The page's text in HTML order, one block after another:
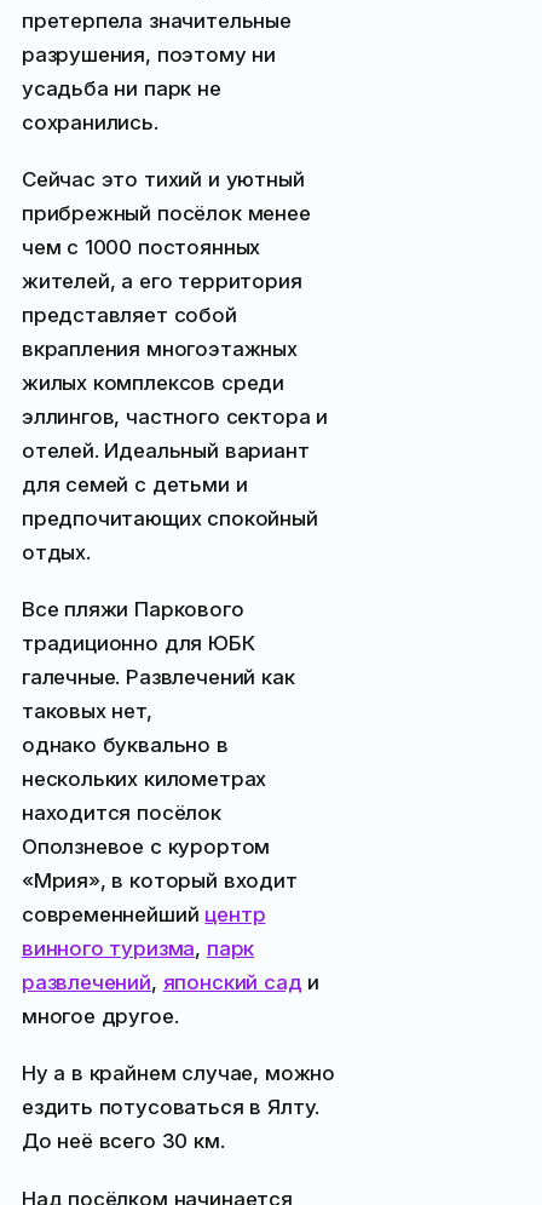
претерпела значительные
разрушения, поэтому ни
усадьба ни парк не
сохранились.
Сейчас это тихий и уютный
прибрежный посёлок менее
чем с 1000 постоянных
жителей, а его территория
представляет собой
вкрапления многоэтажных
жилых комплексов среди
эллингов, частного сектора и
отелей. Идеальный вариант
для семей с детьми и
предпочитающих спокойный
отдых.
Все пляжи Паркового
традиционно для ЮБК
галечные. Развлечений как
таковых нет,
однако буквально в
нескольких километрах
находится посёлок
Оползневое с курортом
«Мрия», в который входит
современнейший центр
винного туризма, парк
развлечений, японский сад и
многое другое.
Ну а в крайнем случае, можно
ездить потусоваться в Ялту.
До неё всего 30 км.
Над посёлком начинается